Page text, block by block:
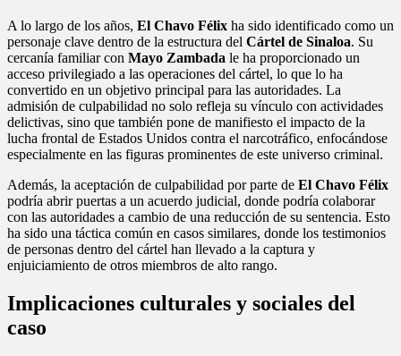
A lo largo de los años, El Chavo Félix ha sido identificado como un
personaje clave dentro de la estructura del Cártel de Sinaloa. Su
cercanía familiar con Mayo Zambada le ha proporcionado un
acceso privilegiado a las operaciones del cártel, lo que lo ha
convertido en un objetivo principal para las autoridades. La
admisión de culpabilidad no solo refleja su vínculo con actividades
delictivas, sino que también pone de manifiesto el impacto de la
lucha frontal de Estados Unidos contra el narcotráfico, enfocándose
especialmente en las figuras prominentes de este universo criminal.
Además, la aceptación de culpabilidad por parte de El Chavo Félix
podría abrir puertas a un acuerdo judicial, donde podría colaborar
con las autoridades a cambio de una reducción de su sentencia. Esto
ha sido una táctica común en casos similares, donde los testimonios
de personas dentro del cártel han llevado a la captura y
enjuiciamiento de otros miembros de alto rango.
Implicaciones culturales y sociales del
caso